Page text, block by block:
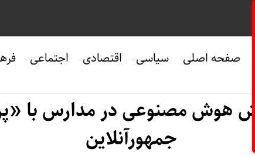
صفحه اصلی سیاسی اقتصادی اجتماعی
هوش مصنوعی در مدارس با
جمهورآنلاین